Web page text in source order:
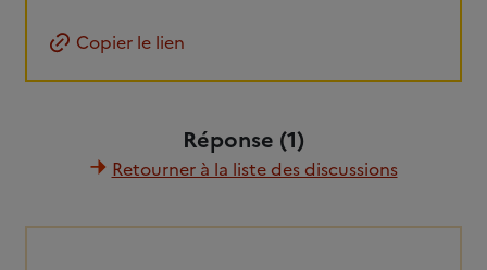
Copier le lien
Réponse (1)
Retourner à la liste des discussions